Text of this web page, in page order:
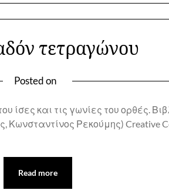
τετραγώνου
Posted on
ίσες και τις γωνίες του ορθές.
Ρεκούμης) Creative
Read more